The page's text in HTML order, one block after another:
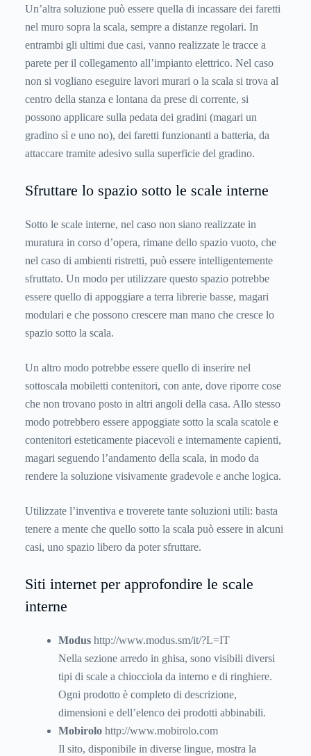
Un’altra soluzione può essere quella di incassare dei faretti
nel muro sopra la scala, sempre a distanze regolari. In
entrambi gli ultimi due casi, vanno realizzate le tracce a
parete per il collegamento all’impianto elettrico. Nel caso
non si vogliano eseguire lavori murari o la scala si trova al
centro della stanza e lontana da prese di corrente, si
possono applicare sulla pedata dei gradini (magari un
gradino sì e uno no), dei faretti funzionanti a batteria, da
attaccare tramite adesivo sulla superficie del gradino.
Sfruttare lo spazio sotto le scale interne
Sotto le scale interne, nel caso non siano realizzate in
muratura in corso d’opera, rimane dello spazio vuoto, che
nel caso di ambienti ristretti, può essere intelligentemente
sfruttato. Un modo per utilizzare questo spazio potrebbe
essere quello di appoggiare a terra librerie basse, magari
modulari e che possono crescere man mano che cresce lo
spazio sotto la scala.
Un altro modo potrebbe essere quello di inserire nel
sottoscala mobiletti contenitori, con ante, dove riporre cose
che non trovano posto in altri angoli della casa. Allo stesso
modo potrebbero essere appoggiate sotto la scala scatole e
contenitori esteticamente piacevoli e internamente capienti,
magari seguendo l’andamento della scala, in modo da
rendere la soluzione visivamente gradevole e anche logica.
Utilizzate l’inventiva e troverete tante soluzioni utili: basta
tenere a mente che quello sotto la scala può essere in alcuni
casi, uno spazio libero da poter sfruttare.
Siti internet per approfondire le scale
interne
Modus http://www.modus.sm/it/?L=IT
Nella sezione arredo in ghisa, sono visibili diversi
tipi di scale a chiocciola da interno e di ringhiere.
Ogni prodotto è completo di descrizione,
dimensioni e dell’elenco dei prodotti abbinabili.
Mobirolo http://www.mobirolo.com
Il sito, disponibile in diverse lingue, mostra la